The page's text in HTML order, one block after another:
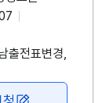
명
-
페이지
출전표변경,